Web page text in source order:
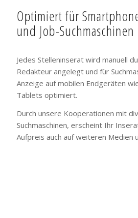
Optimiert für
und Job-Suchmaschinen
Jedes Stelleninserat wird manuell
Redakteur angelegt und für
Anzeige auf mobilen Endgeräten
Tablets optimiert.
Durch unsere Kooperationen mit
Suchmaschinen, erscheint Ihr
Aufpreis auch auf weiteren Medien